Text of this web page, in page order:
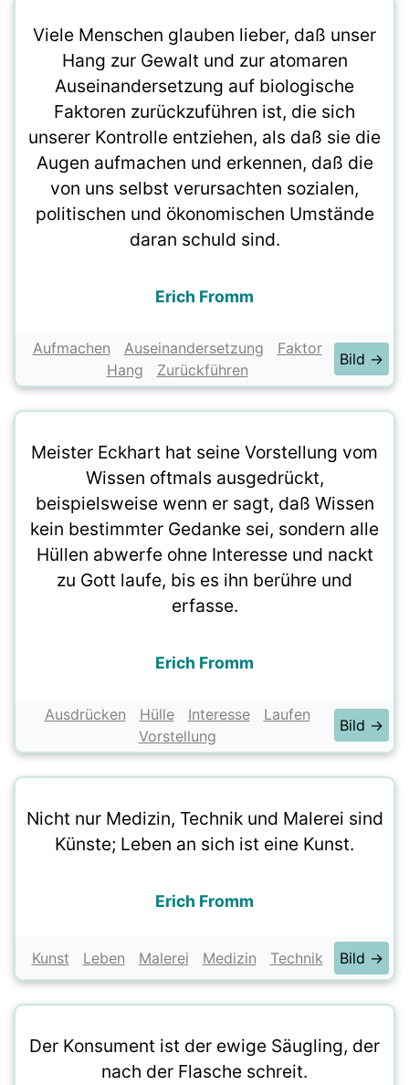
Viele Menschen glauben lieber, daß unser
Hang zur Gewalt und zur atomaren
Auseinandersetzung auf biologische
Faktoren zurückzuführen ist, die sich
unserer Kontrolle entziehen, als daß sie die
Augen aufmachen und erkennen, daß die
von uns selbst verursachten sozialen,
politischen und ökonomischen Umstände
daran schuld sind.
Erich Fromm
Aufmachen Auseinandersetzung
Faktor
Hang
Zurückführen
Bild →
Meister Eckhart hat seine Vorstellung vom
Wissen oftmals ausgedrückt,
beispielsweise wenn er sagt, daß Wissen
kein bestimmter Gedanke sei, sondern alle
Hüllen abwerfe ohne Interesse und nackt
zu Gott laufe, bis es ihn berühre und
erfasse.
Erich Fromm
Ausdrücken Hülle Interesse
Laufen
Vorstellung
Bild →
Nicht nur Medizin, Technik und Malerei sind
Künste; Leben an sich ist eine Kunst.
Erich Fromm
Kunst Leben Malerei Medizin Technik Bild →
Der Konsument ist der ewige Säugling, der
nach der Flasche schreit.